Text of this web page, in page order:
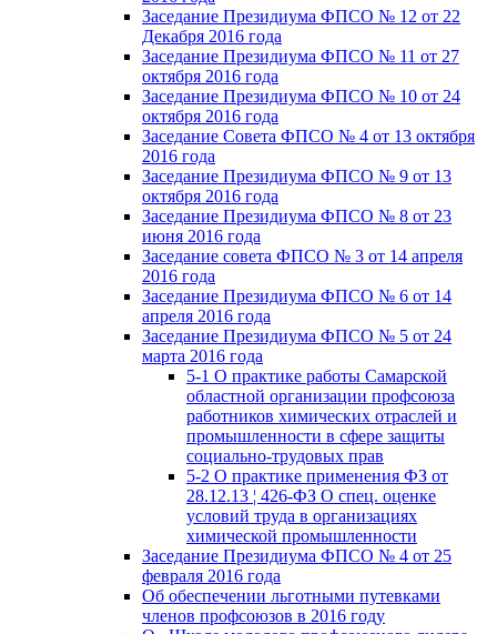
Заседание Президиума ФПСО № 12 от 22
Декабря 2016 года
Заседание Президиума ФПСО № 11 от 27
октября 2016 года
Заседание Президиума ФПСО № 10 от 24
октября 2016 года
Заседание Совета ФПСО № 4 от 13 октября
2016 года
Заседание Президиума ФПСО № 9 от 13
октября 2016 года
Заседание Президиума ФПСО № 8 от 23
июня 2016 года
Заседание совета ФПСО № 3 от 14 апреля
2016 года
Заседание Президиума ФПСО № 6 от 14
апреля 2016 года
Заседание Президиума ФПСО № 5 от 24
марта 2016 года
5-1 О практике работы Самарской
областной организации профсоюза
работников химических отраслей и
промышленности в сфере защиты
социально-трудовых прав
5-2 О практике применения ФЗ от
28.12.13 ¦ 426-ФЗ О спец. оценке
условий труда в организациях
химической промышленности
Заседание Президиума ФПСО № 4 от 25
февраля 2016 года
Об обеспечении льготными путевками
членов профсоюзов в 2016 году